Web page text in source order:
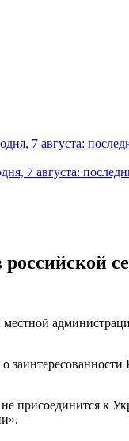
7 августа:
7 августа:
присоединится к